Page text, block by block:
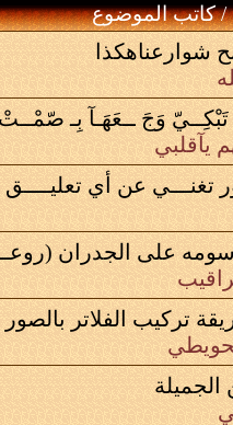
/كاتب الموضوع
شوارعناهكذا
وَجَ ــعَهَـآ بِـ
يآقلبي
تغنـــي عن أي
على الجدران
تركيب الفلاتر بالصور